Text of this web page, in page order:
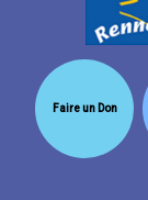
Faire un Don